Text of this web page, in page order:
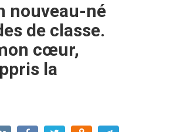
nouveau-né
de classe.
cœur,
la